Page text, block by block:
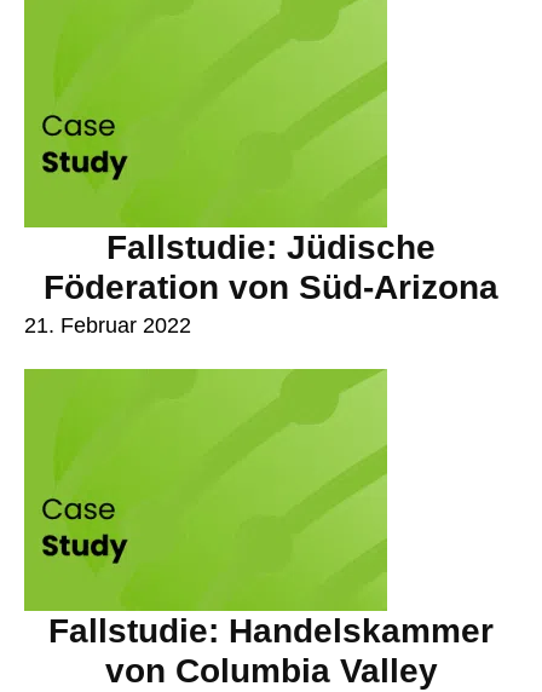
Fallstudie: Jüdische
Föderation von Süd-Arizona
21. Februar 2022
Fallstudie: Handelskammer
von Columbia Valley